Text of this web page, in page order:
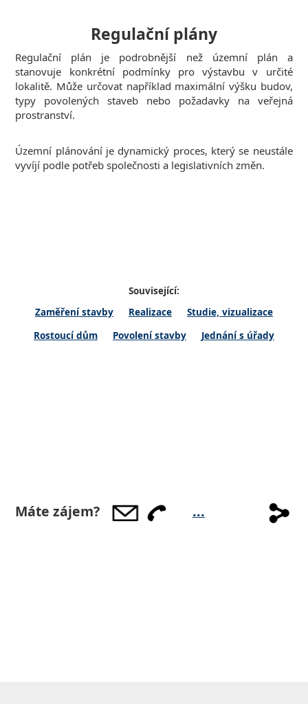
Regulační plány
Regulační plán je podrobnější než územní plán a
stanovuje konkrétní podmínky pro výstavbu v určité
lokalitě. Může určovat například maximální výšku budov,
typy povolených staveb nebo požadavky na veřejná
prostranství.
Územní plánování je dynamický proces, který se neustále
vyvíjí podle potřeb společnosti a legislativních změn.
Související:
Zaměření stavby
Realizace
Studie, vizualizace
Rostoucí dům
Povolení stavby Jednání s úřady
Máte zájem? ... Share